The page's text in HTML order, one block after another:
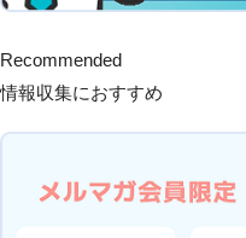
Recommended
情報収集におすすめ